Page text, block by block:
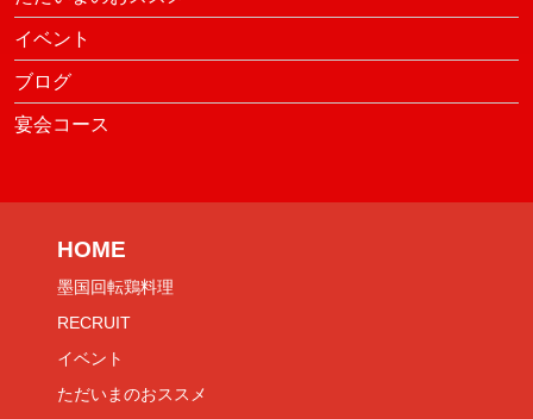
イベント
ブログ
宴会コース
HOME
墨国回転鶏料理
RECRUIT
イベント
ただいまのおススメ